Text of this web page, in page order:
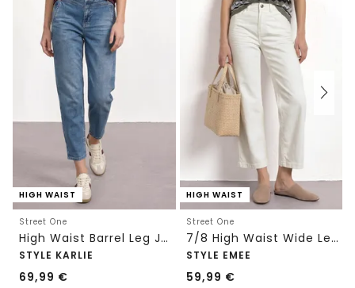
HIGH WAIST
Street One
High Waist Barrel Leg Jeans im Loose Fit
STYLE KARLIE
69,99 €
HIGH WAIST
Street One
7/8 High Waist Wide Leg Jeans im Loose Fit
STYLE EMEE
59,99 €